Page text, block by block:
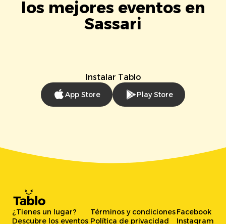
los mejores eventos en
Sassari
Instalar Tablo
App Store Play Store
¿Tienes un lugar?
Descubre los eventos
Términos y condiciones
Política de privacidad
Facebook
Instagram